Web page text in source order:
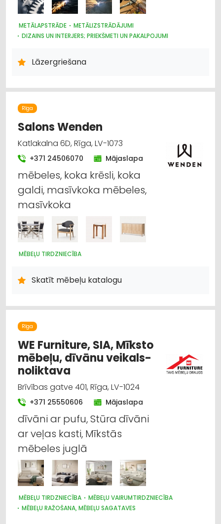
METĀLAPSTRĀDE
METĀLIZSTRĀDĀJUMI
DIZAINS UN INTERJERS; PRIEKŠMETI UN PAKALPOJUMI
METĀLAPSTRĀDES IEKĀRTAS UN INSTRUMENTI
LAUKSAIMNIECĪBAS TEHNIKAS UN TRAKTORTEHNIKAS
KUĢU BŪVE UN REMONTS
RŪPNIECISKĀS IEKĀRTAS, AUTOMATIZĀCIJA
MĒBEĻU RAŽOŠANA, MĒBEĻU SAGATAVES
Lāzergriešana
Rīga
Salons Wenden
Katlakalna 6D, Rīga, LV-1073
+371 24506070 Mājaslapa
mēbeles, koka krēsli, koka
galdi, masīvkoka mēbeles,
masīvkoka
MĒBEĻU TIRDZNIECĪBA
Skatīt mēbeļu katalogu
Rīga
WE Furniture, SIA, Mīksto
mēbeļu, dīvānu veikals-
noliktava
Brīvības gatve 401, Rīga, LV-1024
+371 25550606 Mājaslapa
dīvāni ar pufu, Stūra dīvāni
ar veļas kasti, Mīkstās
mēbeles juglā
MĒBEĻU TIRDZNIECĪBA
MĒBEĻU VAIRUMTIRDZNIECĪBA
MĒBEĻU RAŽOŠANA, MĒBEĻU SAGATAVES